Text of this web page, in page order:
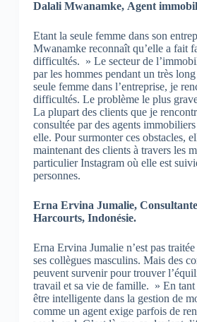
Dalali Mwanamke, Agent
Etant la seule femme dans son
Mwanamke reconnaît qu’elle a fait
difficultés. » Le secteur de
par les hommes pendant un très
seule femme dans l’entreprise, je
difficultés. Le problème le plus
La plupart des clients que je
consultée par des agents
elle. Pour surmonter ces obstacles,
maintenant des clients à travers les
particulier Instagram où elle est
personnes.
Erna Ervina Jumalie, Consultante
Harcourts, Indonésie.
Erna Ervina Jumalie n’est pas
ses collègues masculins. Mais des
peuvent survenir pour trouver
travail et sa vie de famille. » En tant
être intelligente dans la gestion de
comme un agent exige parfois de